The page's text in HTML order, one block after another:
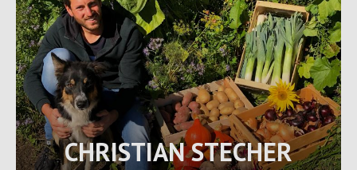
CHRISTIAN STECHER